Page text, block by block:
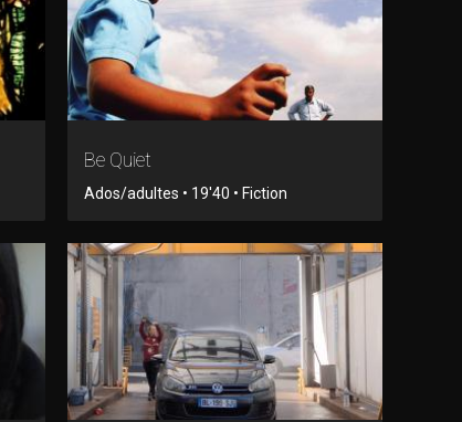
Be Quiet
Ados/adultes • 19'40 • Fiction